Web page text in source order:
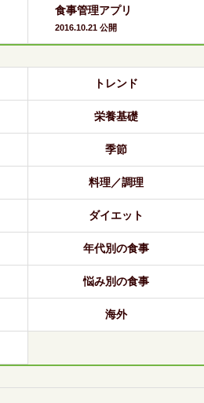
食事管理アプリ
2016.10.21 公開
トレンド
栄養基礎
季節
料理／調理
ダイエット
年代別の食事
悩み別の食事
海外